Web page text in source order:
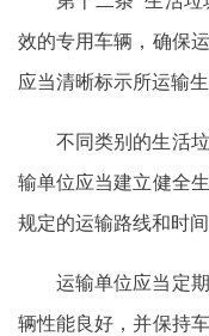
效的专用车辆，确保
应当清晰标示所运输
不同类别的生活
输单位应当建立健全
规定的运输路线和时间
运输单位应当定
辆性能良好，并保持